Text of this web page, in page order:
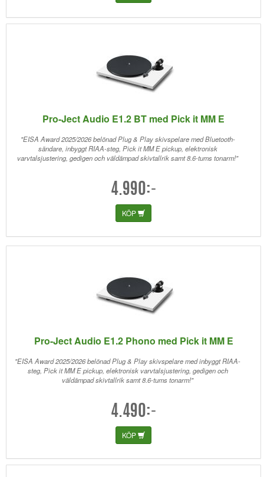
Pro-Ject Audio E1.2 BT med Pick it MM E
"EISA Award 2025/2026 belönad Plug & Play skivspelare med Bluetooth-
sändare, inbyggt RIAA-steg, Pick it MM E pickup, elektronisk
varvtalsjustering, gedigen och väldämpad skivtallrik samt 8.6-tums tonarm!"
4.990:-
KÖP
Pro-Ject Audio E1.2 Phono med Pick it MM E
"EISA Award 2025/2026 belönad Plug & Play skivspelare med inbyggt RIAA-
steg, Pick it MM E pickup, elektronisk varvtalsjustering, gedigen och
väldämpad skivtallrik samt 8.6-tums tonarm!"
4.490:-
KÖP